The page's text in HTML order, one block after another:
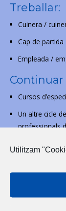
Treballar:
Cuinera /
Cap de partida
Empleada /
Cursos
Un altre cicle
professionals
Utilitzam